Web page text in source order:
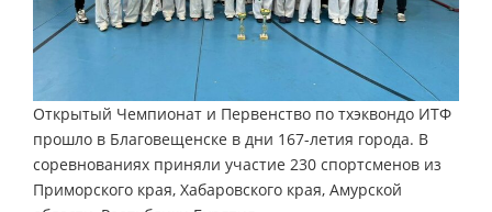
Открытый Чемпионат и Первенство по тхэквондо ИТФ
прошло в Благовещенске в дни 167-летия города. В
соревнованиях приняли участие 230 спортсменов из
Приморского края, Хабаровского края, Амурской